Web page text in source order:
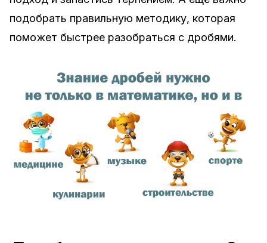
подобрать правильную методику, которая
поможет быстрее разобраться с дробями.